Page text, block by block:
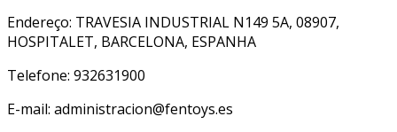
Endereço: TRAVESIA INDUSTRIAL N149 5A, 08907,
HOSPITALET, BARCELONA, ESPANHA
Telefone: 932631900
E-mail: administracion@fentoys.es